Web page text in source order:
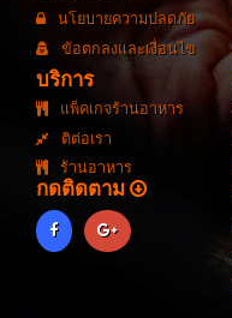
นโยบายความปลดภัย
ข้อตกลงและเงื่อนไข
บริการ
แพ็คเกจร้านอาหาร
ติต่อเรา
ร้านอาหาร
กดติดตาม